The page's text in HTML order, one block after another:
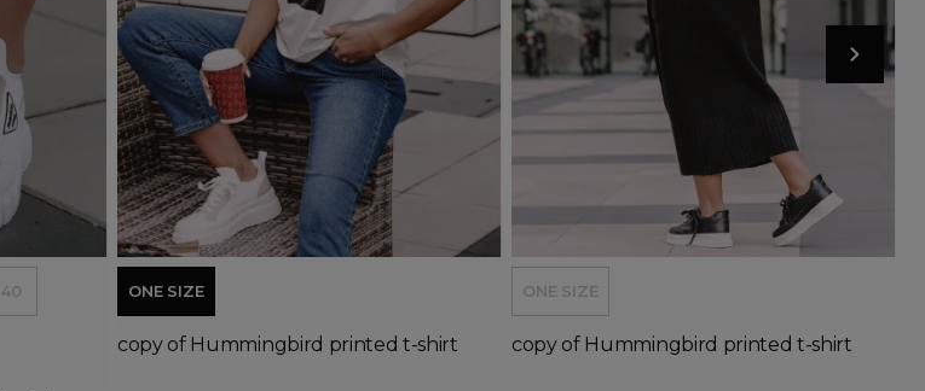
Add to basket
Out-of-Stock
40
Add to basket
ONE SIZE
copy of Hummingbird printed t-shirt
ONE SIZE
copy of Hummingbird printed t-shirt